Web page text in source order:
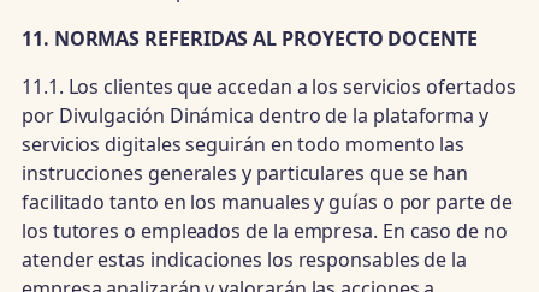
11. NORMAS REFERIDAS AL PROYECTO DOCENTE
11.1. Los clientes que accedan a los servicios ofertados
por Divulgación Dinámica dentro de la plataforma y
servicios digitales seguirán en todo momento las
instrucciones generales y particulares que se han
facilitado tanto en los manuales y guías o por parte de
los tutores o empleados de la empresa. En caso de no
atender estas indicaciones los responsables de la